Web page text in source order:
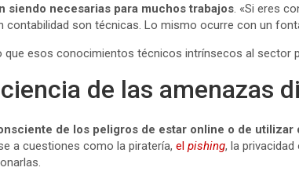
siendo necesarias para muchos trabajos. «Si eres
contabilidad son técnicas. Lo mismo ocurre con un
que esos conocimientos técnicos intrínsecos al sector
de las amenazas
de los peligros de estar online o de utilizar
a cuestiones como la piratería, el pishing, la